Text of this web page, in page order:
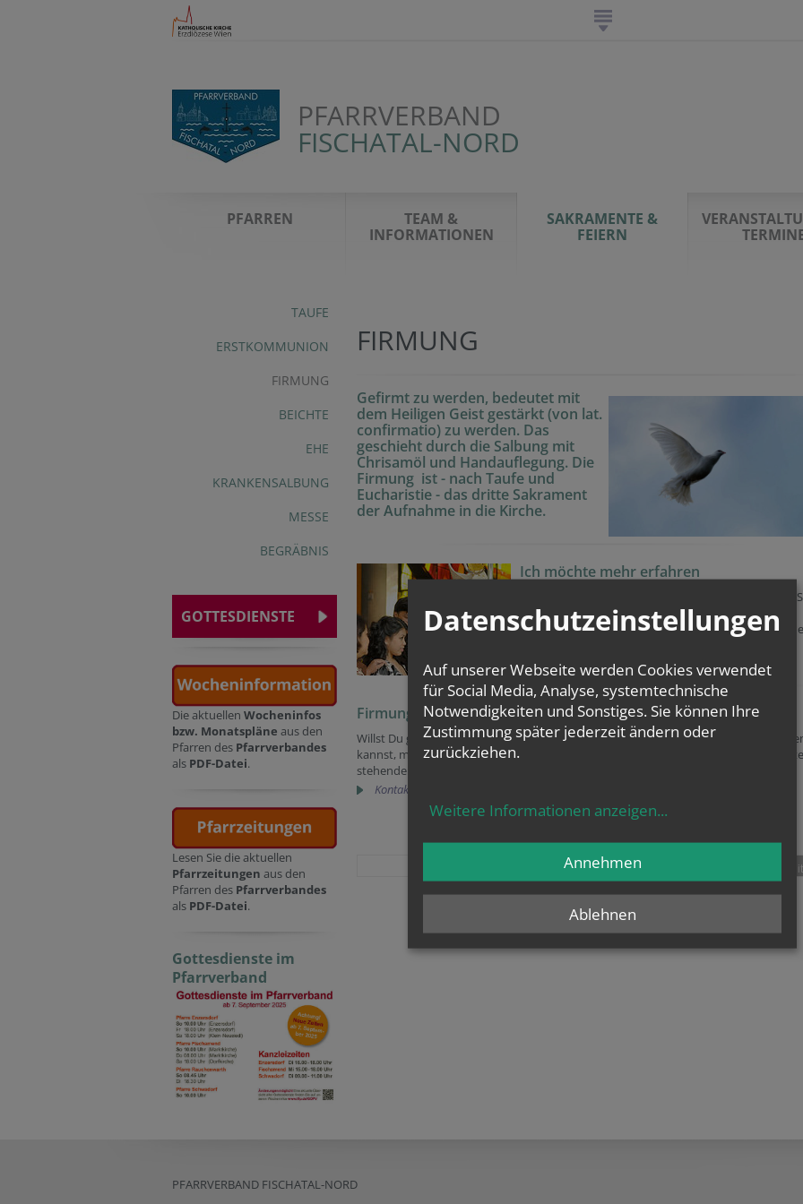
PFARRVERBAND
FISCHATAL-NORD
PFARREN
TEAM &
INFORMATIONEN
SAKRAMENTE &
FEIERN
TAUFE
ERSTKOMMUNION
FIRMUNG
BEICHTE
EHE
KRANKENSALBUNG
MESSE
BEGRÄBNIS
GOTTESDIENSTE
Die aktuellen Wocheninfos
bzw. Monatspläne aus den
Pfarren des Pfarrverbandes
als PDF-Datei.
Lesen Sie die aktuellen
Pfarrzeitungen aus den
Pfarren des Pfarrverbandes
als PDF-Datei.
Gottesdienste im
Pfarrverband
FIRMUNG
Gefirmt zu werden, bedeutet mit
dem Heiligen Geist gestärkt (von lat.
confirmatio) zu werden. Das
geschieht durch die Salbung mit
Chrisamöl und Handauflegung. Die
Firmung ist - nach Taufe und
Eucharistie - das dritte Sakrament
der Aufnahme in die Kirche.
Ich möchte mehr erfahren
Wenn Sie mehr zur Firmung erfahren wollen, finden
auf der Website der Erzdiözese Wien umfangreiche
Informationen zu den Hintergründen, dem Ablauf,
zur Website der Erzdiözese
Firmung im Pfarrverband Fischatal Nord
Willst Du gefirmt werden? Das ist sehr schön! Bevor du dieses Sakrament
kannst, musst du dich darauf vorbereiten. Alle Infos dazu findest du unter dem
stehenden Link. Wenn du Fragen hast, schreib uns einfach!
Kontakt
tweet pin it
PFARRVERBAND FISCHATAL-NORD
Datenschutzeinstellungen
Auf unserer Webseite werden Cookies verwendet
für Social Media, Analyse, systemtechnische
Notwendigkeiten und Sonstiges. Sie können Ihre
Zustimmung später jederzeit ändern oder
zurückziehen.
Weitere Informationen anzeigen...
Ablehnen
Annehmen